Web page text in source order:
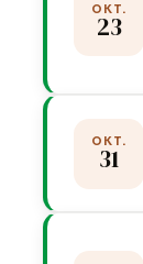
OKT.
23
OKT.
31